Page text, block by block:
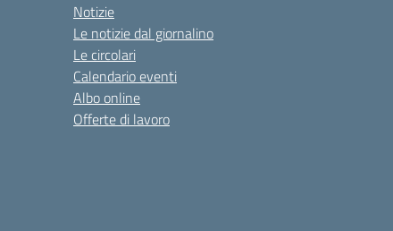
Notizie
Le notizie dal giornalino
Le circolari
Calendario eventi
Albo online
Offerte di lavoro